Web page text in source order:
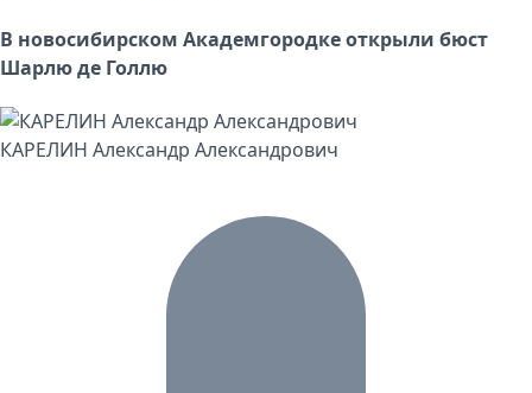
В новосибирском Академгородке открыли бюст
Шарлю де Голлю
КАРЕЛИН Александр Александрович